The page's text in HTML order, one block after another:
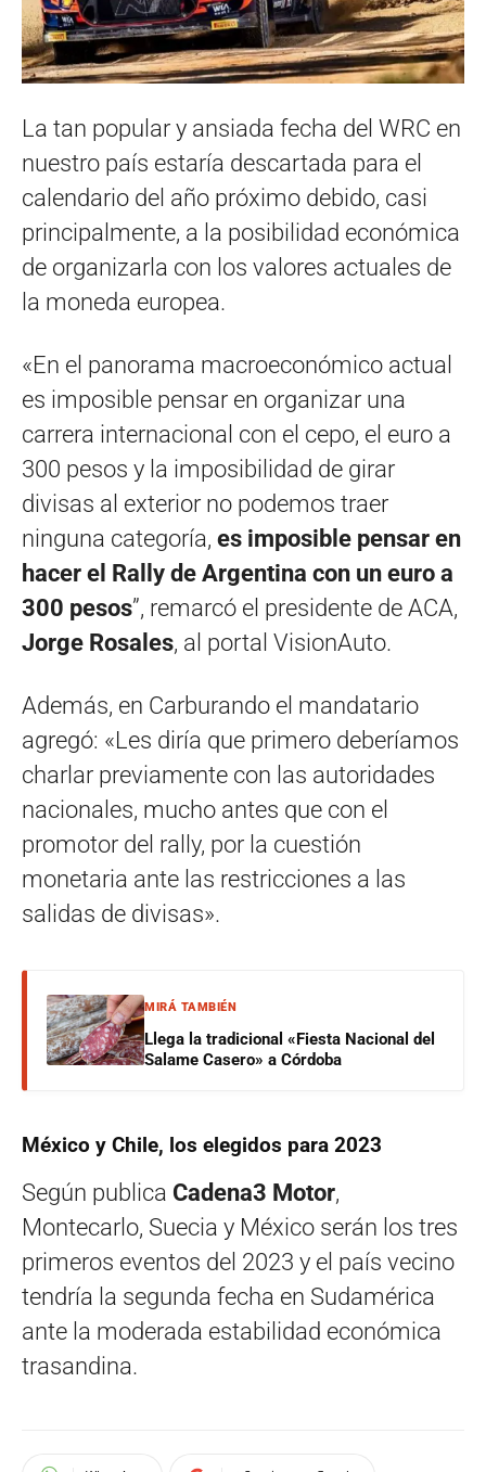
La tan popular y ansiada fecha del WRC en
nuestro país estaría descartada para el
calendario del año próximo debido, casi
principalmente, a la posibilidad económica
de organizarla con los valores actuales de
la moneda europea.
«En el panorama macroeconómico actual
es imposible pensar en organizar una
carrera internacional con el cepo, el euro a
300 pesos y la imposibilidad de girar
divisas al exterior no podemos traer
ninguna categoría, es imposible pensar en
hacer el Rally de Argentina con un euro a
300 pesos”, remarcó el presidente de ACA,
Jorge Rosales, al portal VisionAuto.
Además, en Carburando el mandatario
agregó: «Les diría que primero deberíamos
charlar previamente con las autoridades
nacionales, mucho antes que con el
promotor del rally, por la cuestión
monetaria ante las restricciones a las
salidas de divisas».
MIRÁ TAMBIÉN
Llega la tradicional «Fiesta Nacional del
Salame Casero» a Córdoba
México y Chile, los elegidos para 2023
Según publica Cadena3 Motor,
Montecarlo, Suecia y México serán los tres
primeros eventos del 2023 y el país vecino
tendría la segunda fecha en Sudamérica
ante la moderada estabilidad económica
trasandina.